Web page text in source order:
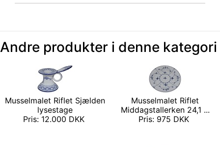
Andre produkter i denne kategori
Musselmalet Riflet Sjælden
lysestage
Pris: 12.000 DKK
Musselmalet Riflet
Middagstallerken 24,1 ...
Pris: 975 DKK